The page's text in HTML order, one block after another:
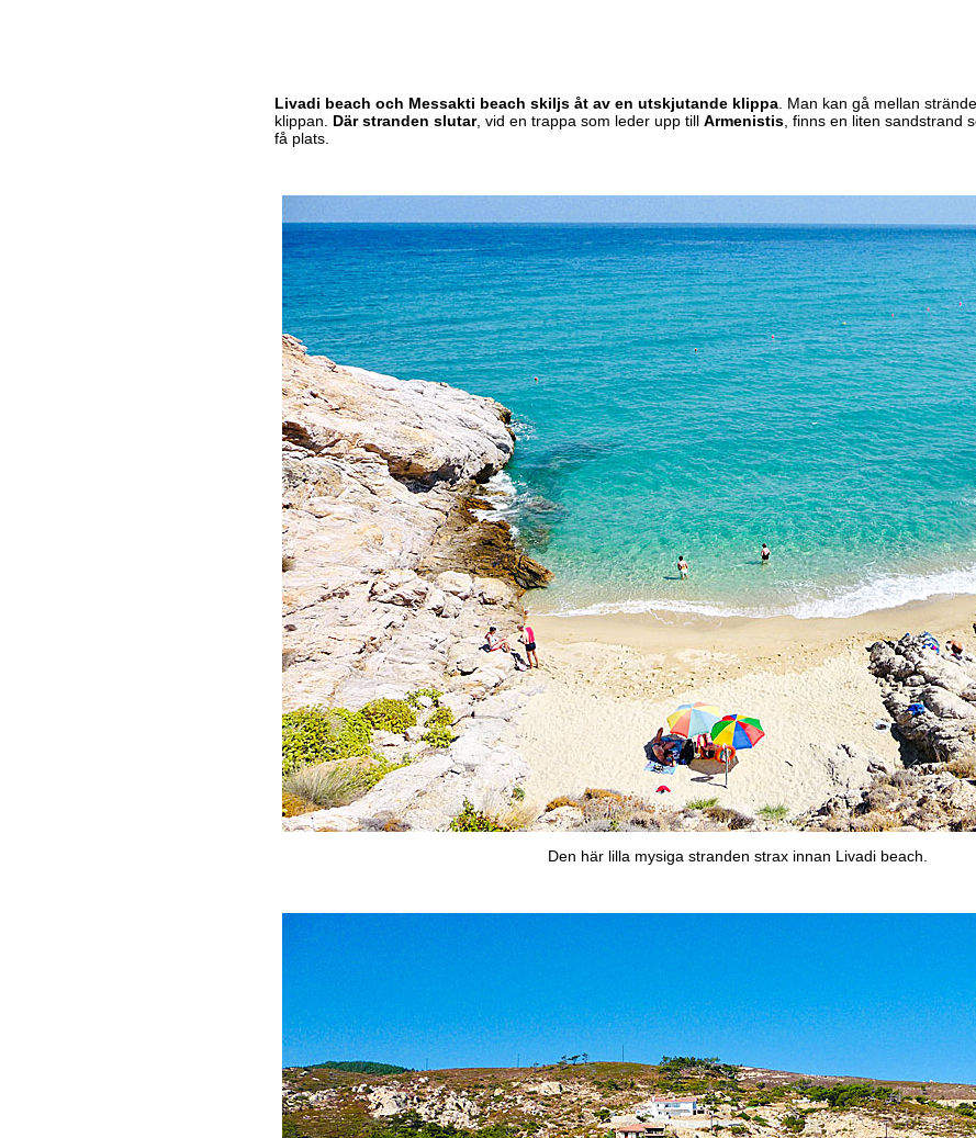
Livadi beach och Messakti beach skiljs åt av en utskjutande klippa . Man kan gå mellan
klippan. Där stranden slutar, vid en trappa som leder upp till Armenistis , finns en liten sandstrand
få plats.
Den här lilla mysiga stranden strax innan Livadi beach.